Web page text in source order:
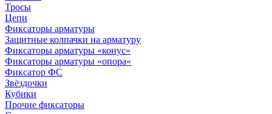
Тросы
Цепи
Фиксаторы арматуры
Защитные колпачки на арматуру
Фиксаторы арматуры «конус»
Фиксаторы арматуры «опора»
Фиксатор ФС
Звёздочки
Кубики
Прочие фиксаторы